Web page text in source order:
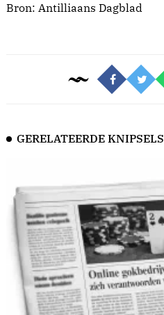
Bron: Antilliaans Dagblad
GERELATEERDE KNIPSELS